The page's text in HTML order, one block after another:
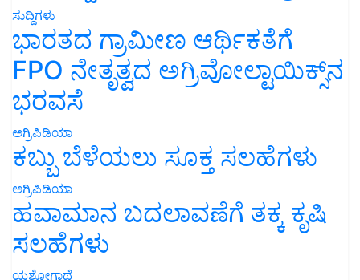
ಸುದ್ದಿಗಳು
ಭಾರತದ ಗ್ರಾಮೀಣ ಆರ್ಥಿಕತೆಗೆ
FPO ನೇತೃತ್ವದ ಅಗ್ರಿವೋಲ್ಟಾಯಿಕ್ಸ್‌ನ
ಭರವಸೆ
ಅಗ್ರಿಪಿಡಿಯಾ
ಕಬ್ಬು ಬೆಳೆಯಲು ಸೂಕ್ತ ಸಲಹೆಗಳು
ಅಗ್ರಿಪಿಡಿಯಾ
ಹವಾಮಾನ ಬದಲಾವಣೆಗೆ ತಕ್ಕ ಕೃಷಿ
ಸಲಹೆಗಳು
ಯಶೋಗಾಥೆ